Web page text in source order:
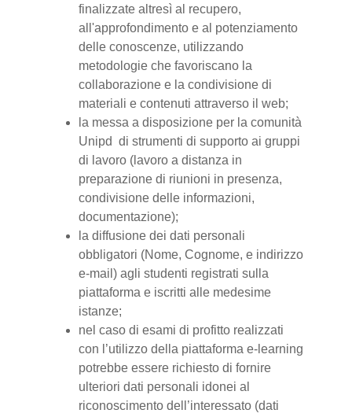
finalizzate altresì al recupero,
all'approfondimento e al potenziamento
delle conoscenze, utilizzando
metodologie che favoriscano la
collaborazione e la condivisione di
materiali e contenuti attraverso il web;
la messa a disposizione per la comunità
Unipd di strumenti di supporto ai gruppi
di lavoro (lavoro a distanza in
preparazione di riunioni in presenza,
condivisione delle informazioni,
documentazione);
la diffusione dei dati personali
obbligatori (Nome, Cognome, e indirizzo
e-mail) agli studenti registrati sulla
piattaforma e iscritti alle medesime
istanze;
nel caso di esami di profitto realizzati
con l’utilizzo della piattaforma e-learning
potrebbe essere richiesto di fornire
ulteriori dati personali idonei al
riconoscimento dell’interessato (dati